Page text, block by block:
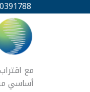
إلى
مع اقتراب
أساسي